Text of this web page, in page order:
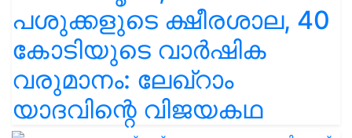
പശുക്കളുടെ ക്ഷീരശാല, 40
കോടിയുടെ വാർഷിക
വരുമാനം: ലേഖ്‌റാം
യാദവിന്റെ വിജയകഥ